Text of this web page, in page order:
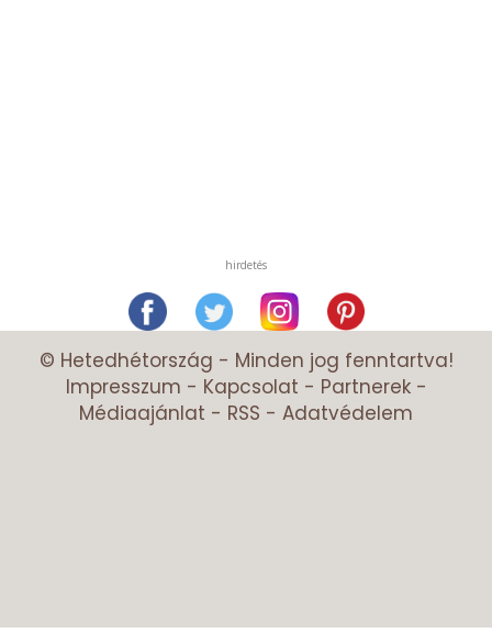
hirdetés
© Hetedhétország - Minden jog fenntartva!
Impresszum - Kapcsolat - Partnerek-
Médiaajánlat - RSS - Adatvédelem